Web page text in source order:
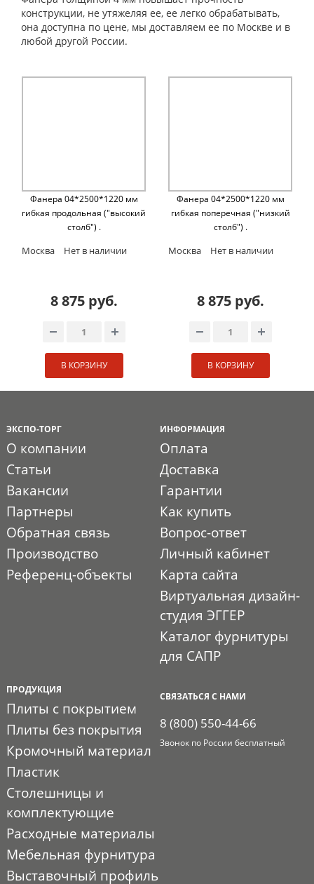
конструкции, не утяжеляя ее, ее легко обрабатывать,
она доступна по цене, мы доставляем ее по Москве и в
любой другой России.
Фанера 04*2500*1220 мм
гибкая продольная ("высокий
столб") .
Москва Нет в наличии
8 875 руб.
В КОРЗИНУ
Фанера 04*2500*1220 мм
гибкая поперечная ("низкий
столб") .
Москва Нет в наличии
8 875 руб.
В КОРЗИНУ
ЭКСПО-ТОРГ
О компании
Статьи
Вакансии
Партнеры
Обратная связь
Производство
Референц-объекты
ИНФОРМАЦИЯ
Оплата
Доставка
Гарантии
Как купить
Вопрос-ответ
Личный кабинет
Карта сайта
Виртуальная дизайн-
студия ЭГГЕР
Каталог фурнитуры
для САПР
ПРОДУКЦИЯ
Плиты с покрытием
Плиты без покрытия
Кромочный материал
Пластик
Столешницы и
комплектующие
Расходные материалы
Мебельная фурнитура
Выставочный профиль
СВЯЗАТЬСЯ С НАМИ
8 (800) 550-44-66
Звонок по России бесплатный